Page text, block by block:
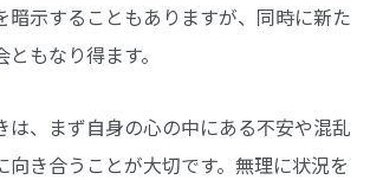
暗示することもありますが、同時に新た
もなり得ます。
は、まず自身の心の中にある不安や混乱
向き合うことが大切です。無理に状況を